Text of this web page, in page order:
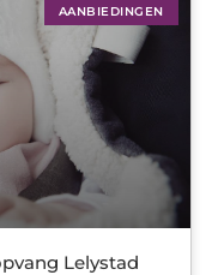
AANBIEDINGEN
Lelystad